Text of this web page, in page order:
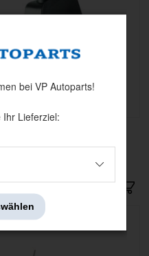
kr)
bei VP Autoparts!
Ihr Lieferziel: